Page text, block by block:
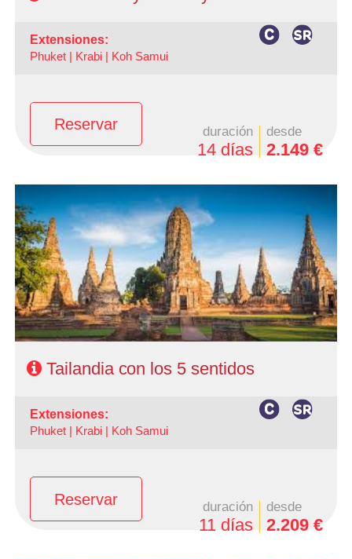
extensiones:
Phuket | Krabi | Koh Samui
Reservar duración
14 días
desde
2.149 €
- Salidas: Domingos y Lunes todo el año y Sábados de
Junio a Noviembre
- Ruta: 3 noches Bangkok, 1 noche Rio Kwai, 1 noche
Ayutthaya y 3 noches Chiang Mai (+ extensión a playas).
- Categoría hotelera: A su elección
- Régimen: AD en Bangkok + MP circuito
- A destacar: Posibilidad de añadir extensión a Playa
Tailandia con los 5 sentidos
extensiones:
Phuket | Krabi | Koh Samui
Reservar duración
11 días
desde
2.209 €